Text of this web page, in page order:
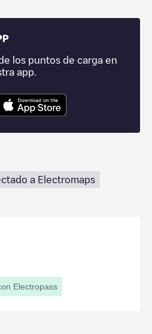
los puntos de carga en
app.
a Electromaps
Electropass